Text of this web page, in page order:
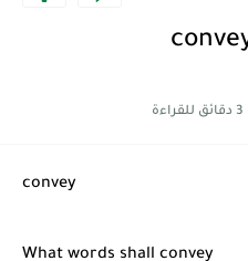
3 دقائق للقراءة
convey
What words shall convey